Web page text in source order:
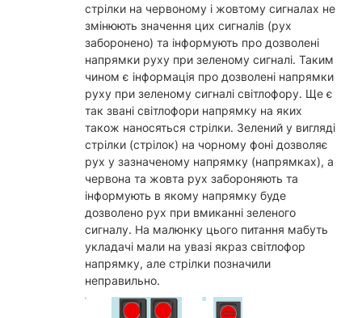
стрілки на червоному і жовтому сигналах не
змінюють значення цих сигналів (рух
заборонено) та інформують про дозволені
напрямки руху при зеленому сигналі. Таким
чином є інформація про дозволені напрямки
руху при зеленому сигналі світлофору. Ще є
так звані світлофори напрямку на яких
також наносяться стрілки. Зелений у вигляді
стрілки (стрілок) на чорному фоні дозволяє
рух у зазначеному напрямку (напрямках), а
червона та жовта рух забороняють та
інформують в якому напрямку буде
дозволено рух при вмиканні зеленого
сигналу. На малюнку цього питання мабуть
укладачі мали на увазі якраз світлофор
напрямку, але стрілки позначили
неправильно.